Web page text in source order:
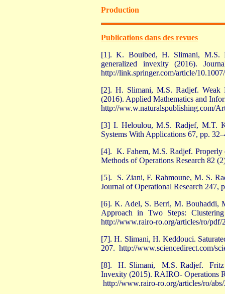
Production
Publications dans des revues
[1]. K. Bouibed, H. Slimani, M.S.
generalized invexity (2016).
http://link.springer.com/article/
[2]. H. Slimani, M.S. Radjef. Weak
(2016). Applied Mathematics and
http://ww.w.naturalspublishing.com/
[3] I. Heloulou, M.S. Radjef, M.T.
Systems With Applications 67, pp.
[4]. K. Fahem, M.S. Radjef. Properly
Methods of Operations Research 82
[5]. S. Ziani, F. Rahmoune, M. S.
Journal of Operational Research 247,
[6]. K. Adel, S. Berri, M. Bouhaddi,
Approach in Two Steps:
http://www.rairo-ro.org/articles/ro/pdf/
[7]. H. Slimani, H. Keddouci.
207. http://www.sciencedirect.com/
[8]. H. Slimani, M.S. Radjef. Fritz
Invexity (2015). RAIRO- Operations
http://www.rairo-ro.org/articles/ro/